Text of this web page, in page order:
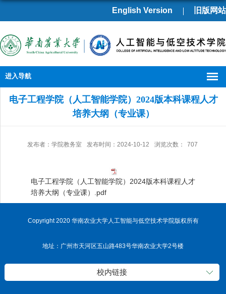
English Version 旧版网站
进入导航
电子工程学院（人工智能学院）2024版本科课程人才
培养大纲（专业课）
发布者：学院教务室 发布时间：2024-10-12 浏览次数： 707
电子工程学院（人工智能学院）2024版本科课程人才
培养大纲（专业课）.pdf
Copyright 2020 华南农业大学人工智能与低空技术学院版权所有
地址：广州市天河区五山路483号华南农业大学2号楼
校内链接